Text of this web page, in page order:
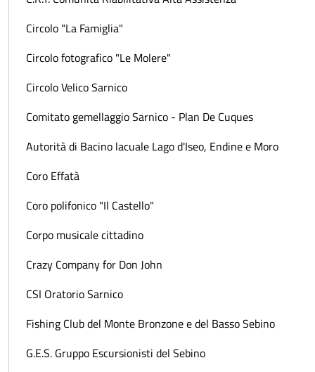
Circolo "La Famiglia"
Circolo fotografico "Le Molere"
Circolo Velico Sarnico
Comitato gemellaggio Sarnico - Plan De Cuques
Autorità di Bacino lacuale Lago d'Iseo, Endine e Moro
Coro Effatà
Coro polifonico "Il Castello"
Corpo musicale cittadino
Crazy Company for Don John
CSI Oratorio Sarnico
Fishing Club del Monte Bronzone e del Basso Sebino
G.E.S. Gruppo Escursionisti del Sebino